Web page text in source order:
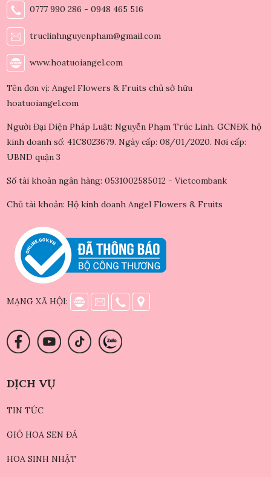
0777 990 286 - 0948 465 516
truclinhnguyenpham@gmail.com
www.hoatuoiangel.com
Tên đơn vị: Angel Flowers & Fruits chủ sở hữu
hoatuoiangel.com
Người Đại Diện Pháp Luật: Nguyễn Phạm Trúc Linh. GCNĐK hộ
kinh doanh số: 41C8023679. Ngày cấp: 08/01/2020. Nơi cấp:
UBND quận 3
Số tài khoản ngân hàng: 0531002585012 - Vietcombank
Chủ tài khoản: Hộ kinh doanh Angel Flowers & Fruits
MẠNG XÃ HỘI:
DỊCH VỤ
TIN TỨC
GIỎ HOA SEN ĐÁ
HOA SINH NHẬT